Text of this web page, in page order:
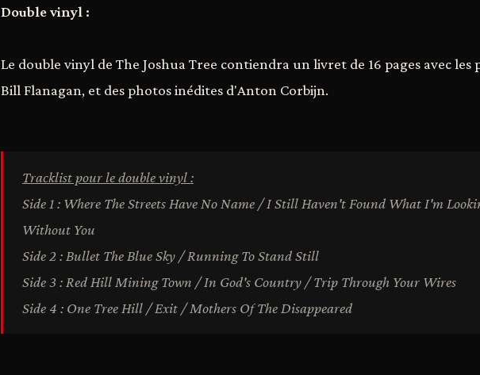
Double vinyl :
Le double vinyl de The Joshua Tree contiendra un livret de 16 pages avec les
Bill Flanagan, et des photos inédites d'Anton Corbijn.
Tracklist pour le double vinyl :
Side 1 : Where The Streets Have No Name / I Still Haven't Found What I'm
Without You
Side 2 : Bullet The Blue Sky / Running To Stand Still
Side 3 : Red Hill Mining Town / In God's Country / Trip Through Your Wires
Side 4 : One Tree Hill / Exit / Mothers Of The Disappeared